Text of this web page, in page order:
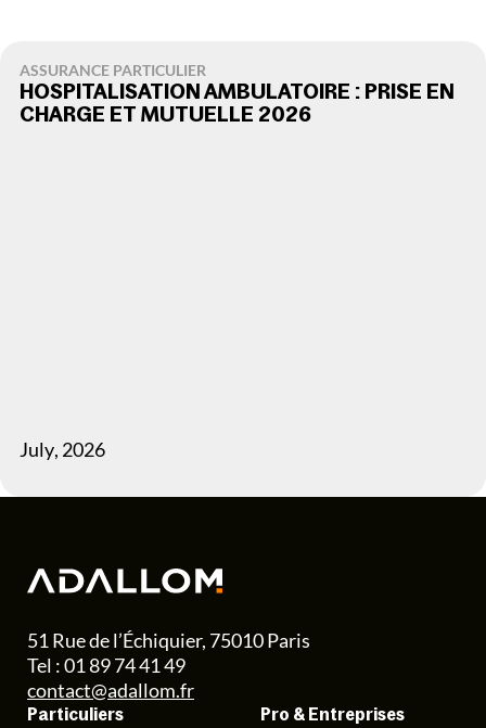
ASSURANCE PARTICULIER
HOSPITALISATION AMBULATOIRE : PRISE EN
CHARGE ET MUTUELLE 2026
July, 2026
51 Rue de l’Échiquier, 75010 Paris
Tel : 01 89 74 41 49
contact@adallom.fr
Particuliers Pro & Entreprises